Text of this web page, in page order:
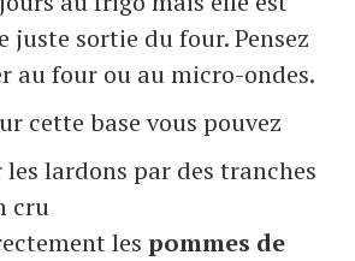
juste sortie du four. Pensez
au four ou au micro-ondes.
cette base vous pouvez
lardons par des tranches
cru
les pommes de